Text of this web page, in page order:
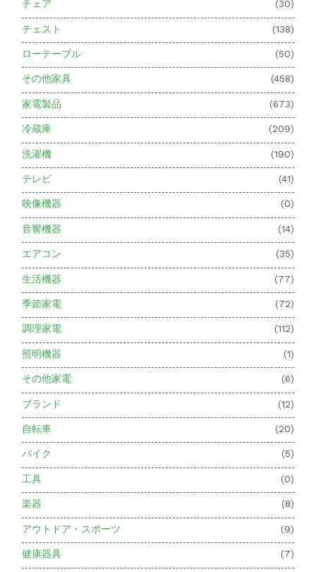
チェア (30)
チェスト (138)
ローテーブル (50)
その他家具 (458)
家電製品 (673)
冷蔵庫 (209)
洗濯機 (190)
テレビ (41)
映像機器 (0)
音響機器 (14)
エアコン (35)
生活機器 (77)
季節家電 (72)
調理家電 (112)
照明機器 (1)
その他家電 (6)
ブランド (12)
自転車 (20)
バイク (5)
工具 (0)
楽器 (8)
アウトドア・スポーツ (9)
健康器具 (7)